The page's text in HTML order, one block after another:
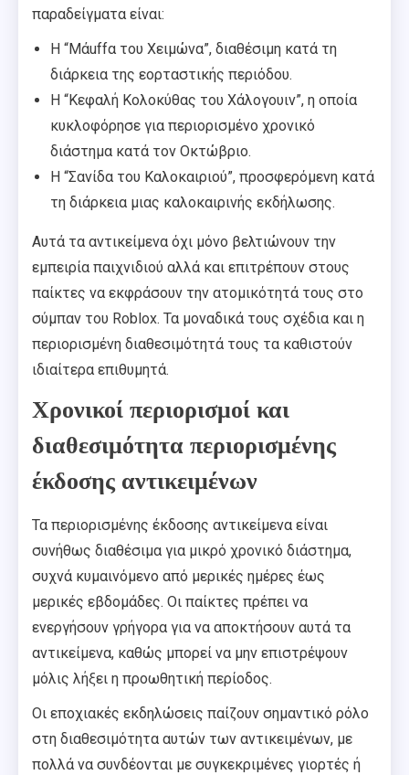
παραδείγματα είναι:
Η “Μάuffα του Χειμώνα”, διαθέσιμη κατά τη
διάρκεια της εορταστικής περιόδου.
Η “Κεφαλή Κολοκύθας του Χάλογουιν”, η οποία
κυκλοφόρησε για περιορισμένο χρονικό
διάστημα κατά τον Οκτώβριο.
Η “Σανίδα του Καλοκαιριού”, προσφερόμενη κατά
τη διάρκεια μιας καλοκαιρινής εκδήλωσης.
Αυτά τα αντικείμενα όχι μόνο βελτιώνουν την
εμπειρία παιχνιδιού αλλά και επιτρέπουν στους
παίκτες να εκφράσουν την ατομικότητά τους στο
σύμπαν του Roblox. Τα μοναδικά τους σχέδια και η
περιορισμένη διαθεσιμότητά τους τα καθιστούν
ιδιαίτερα επιθυμητά.
Χρονικοί περιορισμοί και
διαθεσιμότητα περιορισμένης
έκδοσης αντικειμένων
Τα περιορισμένης έκδοσης αντικείμενα είναι
συνήθως διαθέσιμα για μικρό χρονικό διάστημα,
συχνά κυμαινόμενο από μερικές ημέρες έως
μερικές εβδομάδες. Οι παίκτες πρέπει να
ενεργήσουν γρήγορα για να αποκτήσουν αυτά τα
αντικείμενα, καθώς μπορεί να μην επιστρέψουν
μόλις λήξει η προωθητική περίοδος.
Οι εποχιακές εκδηλώσεις παίζουν σημαντικό ρόλο
στη διαθεσιμότητα αυτών των αντικειμένων, με
πολλά να συνδέονται με συγκεκριμένες γιορτές ή